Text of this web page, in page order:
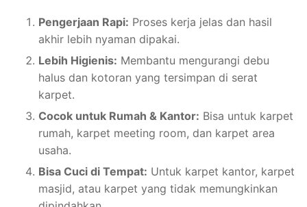
Pengerjaan Rapi: Proses kerja jelas dan hasil
akhir lebih nyaman dipakai.
Lebih Higienis: Membantu mengurangi debu
halus dan kotoran yang tersimpan di serat
karpet.
Cocok untuk Rumah & Kantor: Bisa untuk karpet
rumah, karpet meeting room, dan karpet area
usaha.
Bisa Cuci di Tempat: Untuk karpet kantor, karpet
masjid, atau karpet yang tidak memungkinkan